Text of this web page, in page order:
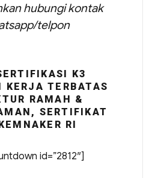
hubungi kontak
telpon
K3
KERJA TERBATAS
RAMAH &
SERTIFIKAT
RI
id=”2812″]